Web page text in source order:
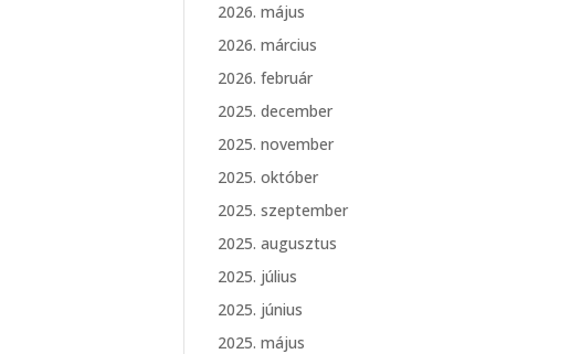
2026. május
2026. március
2026. február
2025. december
2025. november
2025. október
2025. szeptember
2025. augusztus
2025. július
2025. június
2025. május